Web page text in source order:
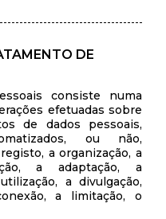
DE
consiste numa
efetuadas sobre
de dados pessoais,
ou não,
a organização, a
a adaptação, a
a divulgação,
a limitação, o